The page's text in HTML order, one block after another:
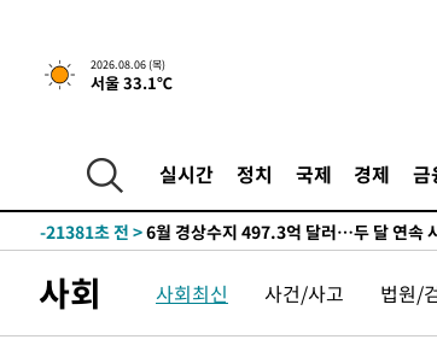
2026.08.06 (목)
서울 33.1℃
실시간 정치 국제 경제 금
-28823초 전 >[속보]전남광주 초대 시민추천 부시장에 백
-24934초 전 >
[속보]코스피, 119.51포인트(1.81%)
-21381초 전 >6월 경상수지 497.3억 달러…두 달 연속
-21332초 전 >서울 낮 39도 '폭염중대경보'…40도 관측
-18694초 전 >
-10867초 전 >
[속보] 호르무즈 해협 이란-오만 협상 기대
우 0.49%↑
-9222초 전 >[속보] 이란 대통령 "지금 최고지도자와 소
사회 사회최신 사건/사고 법원/